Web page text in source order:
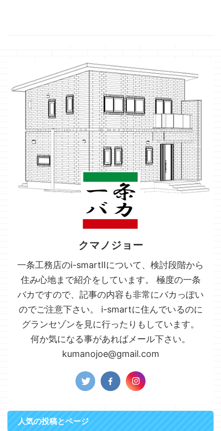
クマノジョー
一条工務店のi-smartⅡについて、検討段階から
住み心地まで紹介をしています。 極度の一条
バカですので、記事の内容も非常にバカっぽい
のでご注意下さい。 i-smartに住んでいるのに
グランセゾンを見に行ったりもしています。
何か気になる事があればメール下さい。
kumanojoe@gmail.com
人気の投稿とページ